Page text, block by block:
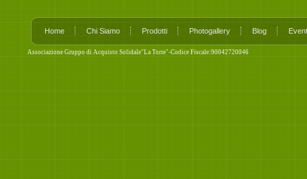
Home Chi Siamo Prodotti Photogallery Blog
Associazione Gruppo di Acquisto Solidale"La Torre"-Codice Fiscale:90042720046